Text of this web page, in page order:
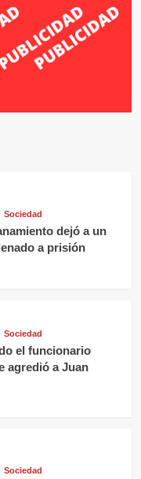
Sociedad
dejó a un
a prisión
Sociedad
el funcionario
agredió a Juan
Sociedad